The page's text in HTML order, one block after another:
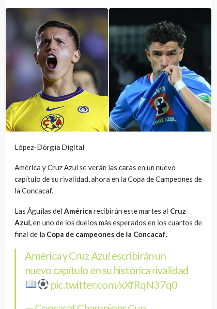
López-Dórgia Digital
América y Cruz Azul se verán las caras en un nuevo
capítulo de su rivalidad, ahora en la Copa de Campeones de
la Concacaf.
Las Águilas del América recibirán este martes al Cruz
Azul,en uno de los duelos más esperados en los cuartos de
final de la Copa de campeones de la Concacaf.
América y Cruz Azul escribirán un
nuevo capítulo en su histórica rivalidad
pic.twitter.com/xXfRqN37q0